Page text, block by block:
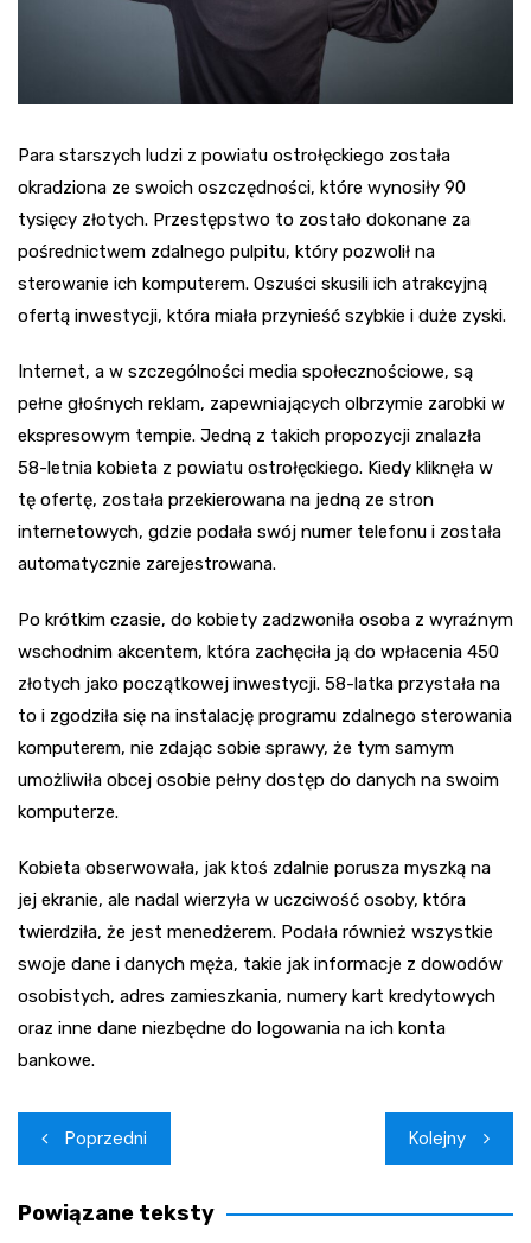
Para starszych ludzi z powiatu ostrołęckiego została
okradziona ze swoich oszczędności, które wynosiły 90
tysięcy złotych. Przestępstwo to zostało dokonane za
pośrednictwem zdalnego pulpitu, który pozwolił na
sterowanie ich komputerem. Oszuści skusili ich atrakcyjną
ofertą inwestycji, która miała przynieść szybkie i duże zyski.
Internet, a w szczególności media społecznościowe, są
pełne głośnych reklam, zapewniających olbrzymie zarobki w
ekspresowym tempie. Jedną z takich propozycji znalazła
58-letnia kobieta z powiatu ostrołęckiego. Kiedy kliknęła w
tę ofertę, została przekierowana na jedną ze stron
internetowych, gdzie podała swój numer telefonu i została
automatycznie zarejestrowana.
Po krótkim czasie, do kobiety zadzwoniła osoba z wyraźnym
wschodnim akcentem, która zachęciła ją do wpłacenia 450
złotych jako początkowej inwestycji. 58-latka przystała na
to i zgodziła się na instalację programu zdalnego sterowania
komputerem, nie zdając sobie sprawy, że tym samym
umożliwiła obcej osobie pełny dostęp do danych na swoim
komputerze.
Kobieta obserwowała, jak ktoś zdalnie porusza myszką na
jej ekranie, ale nadal wierzyła w uczciwość osoby, która
twierdziła, że jest menedżerem. Podała również wszystkie
swoje dane i danych męża, takie jak informacje z dowodów
osobistych, adres zamieszkania, numery kart kredytowych
oraz inne dane niezbędne do logowania na ich konta
bankowe.
Nawigacja
wpisu
Poprzedni Kolejny
Powiązane teksty